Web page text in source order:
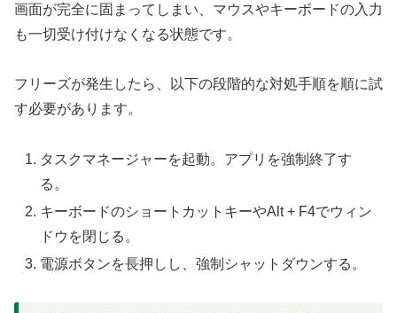
画面が完全に固まってしまい、マウスやキーボードの入力
も一切受け付けなくなる状態です。
フリーズが発生したら、以下の段階的な対処手順を順に試
す必要があります。
タスクマネージャーを起動。アプリを強制終了す
る。
キーボードのショートカットキーやAlt + F4でウィン
ドウを閉じる。
電源ボタンを長押しし、強制シャットダウンする。